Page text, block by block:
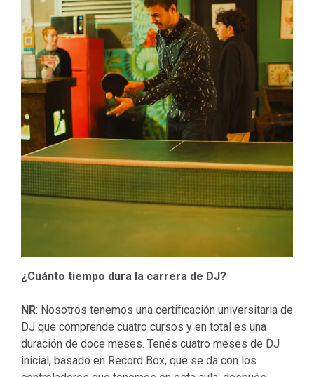
¿Cuánto tiempo dura la carrera de DJ?
NR: Nosotros tenemos una certificación universitaria de
DJ que comprende cuatro cursos y en total es una
duración de doce meses. Tenés cuatro meses de DJ
inicial, basado en Record Box, que se da con los